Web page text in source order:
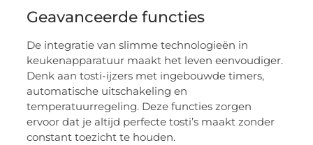
Geavanceerde functies
De integratie van slimme technologieën in
keukenapparatuur maakt het leven eenvoudiger.
Denk aan tosti-ijzers met ingebouwde timers,
automatische uitschakeling en
temperatuurregeling. Deze functies zorgen
ervoor dat je altijd perfecte tosti’s maakt zonder
constant toezicht te houden.